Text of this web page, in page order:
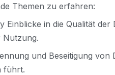
Themen zu erfahren:
Einblicke in die Qualität
Nutzung.
und Beseitigung
führt.